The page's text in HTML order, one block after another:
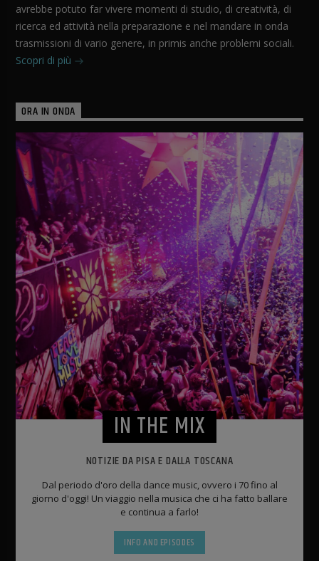
avrebbe potuto far vivere momenti di studio, di creatività, di
ricerca ed attività nella preparazione e nel mandare in onda
trasmissioni di vario genere, in primis anche problemi sociali.
Scopri di più
ORA IN ONDA
IN THE MIX
NOTIZIE DA PISA E DALLA TOSCANA
Dal periodo d'oro della dance music, ovvero i 70 fino al
giorno d'oggi! Un viaggio nella musica che ci ha fatto ballare
e continua a farlo!
INFO AND EPISODES